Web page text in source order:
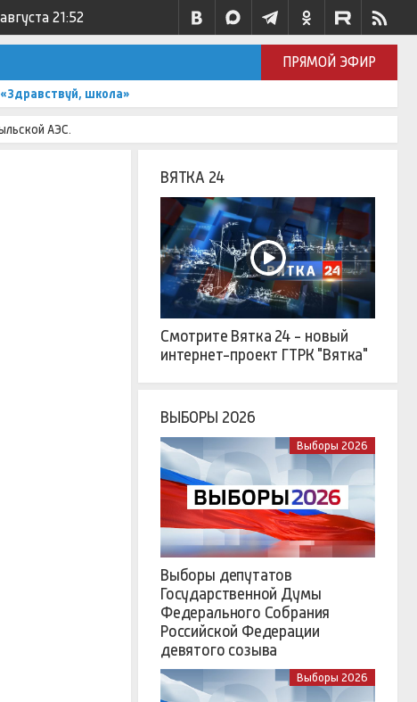
21:52
ПРЯМОЙ ЭФИР
школа»
АЭС.
ВЯТКА 24
Смотрите Вятка 24 - новый
интернет-проект ГТРК "Вятка"
ВЫБОРЫ 2026
Выборы 2026
Выборы депутатов
Государственной Думы
Федерального Собрания
Российской Федерации
девятого созыва
Выборы 2026